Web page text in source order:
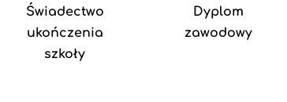
Świadectwo
ukończenia
szkoły
Dyplom
zawodowy